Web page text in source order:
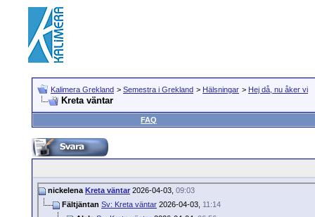
Kalimera Grekland > Semestra i Grekland > Hälsningar > Hej då, nu åker vi
Kreta väntar
FAQ
nickelena Kreta väntar 2026-04-03, 09:03
Fältjäntan Sv: Kreta väntar 2026-04-03, 11:14